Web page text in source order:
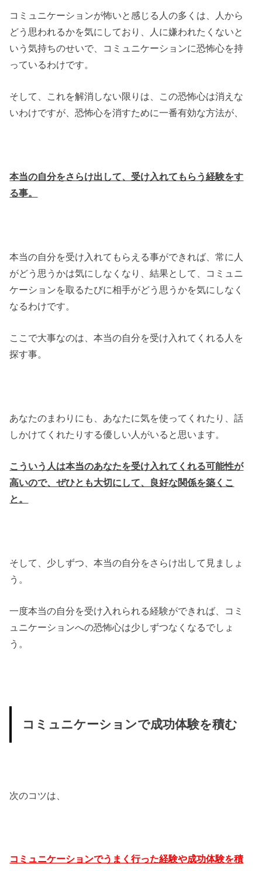
コミュニケーションが怖いと感じる人の多くは、人から
どう思われるかを気にしており、人に嫌われたくないと
いう気持ちのせいで、コミュニケーションに恐怖心を持
っているわけです。
そして、これを解消しない限りは、この恐怖心は消えな
いわけですが、恐怖心を消すために一番有効な方法が、
本当の自分をさらけ出して、受け入れてもらう経験をす
る事。
本当の自分を受け入れてもらえる事ができれば、常に人
がどう思うかは気にしなくなり、結果として、コミュニ
ケーションを取るたびに相手がどう思うかを気にしなく
なるわけです。
ここで大事なのは、本当の自分を受け入れてくれる人を
探す事。
あなたのまわりにも、あなたに気を使ってくれたり、話
しかけてくれたりする優しい人がいると思います。
こういう人は本当のあなたを受け入れてくれる可能性が
高いので、ぜひとも大切にして、良好な関係を築くこ
と。
そして、少しずつ、本当の自分をさらけ出して見ましょ
う。
一度本当の自分を受け入れられる経験ができれば、コミ
ュニケーションへの恐怖心は少しずつなくなるでしょ
う。
コミュニケーションで成功体験を積む
次のコツは、
コミュニケーションでうまく行った経験や成功体験を積